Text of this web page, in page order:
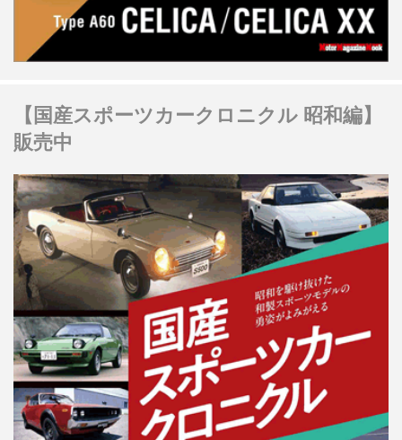
【国産スポーツカークロニクル 昭和編】
販売中